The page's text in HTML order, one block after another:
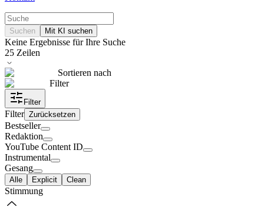
Suchen Mit KI suchen
Keine Ergebnisse für Ihre Suche
25 Zeilen
Sortieren nach
Filter
Filter
Filter Zurücksetzen
Bestseller
Redaktion
YouTube Content ID
Instrumental
Gesang
Alle Explicit Clean
Stimmung